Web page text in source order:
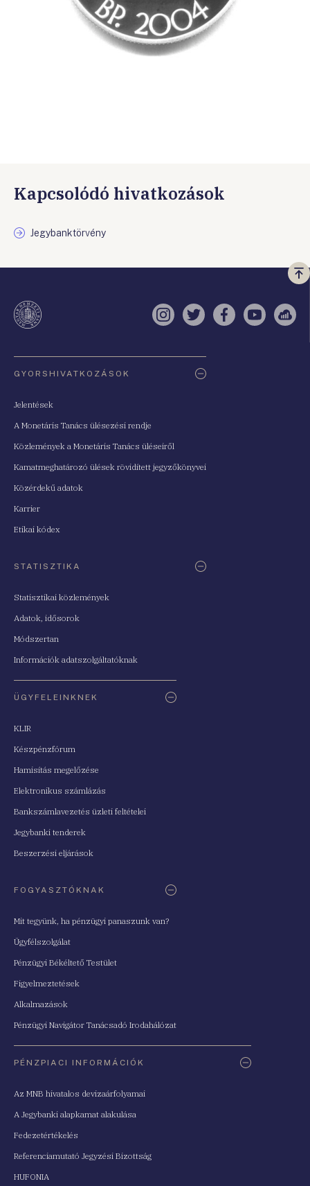
Kapcsolódó hivatkozások
Jegybanktörvény
a
Instagram
TwitterFacebook
YouTube
GYORSHIVATKOZÁSOK
Jelentések
A Monetáris Tanács ülésezési rendje
Közlemények a Monetáris Tanács üléseiről
Kamatmeghatározó ülések rövidített jegyzőkönyvei
Közérdekű adatok
Karrier
Etikai kódex
STATISZTIKA
Statisztikai közlemények
Adatok, idősorok
Módszertan
Információk adatszolgáltatóknak
ÜGYFELEINKNEK
KLIR
Készpénzfórum
Hamisítás megelőzése
Elektronikus számlázás
Bankszámlavezetés üzleti feltételei
Jegybanki tenderek
Beszerzési eljárások
FOGYASZTÓKNAK
Mit tegyünk, ha pénzügyi panaszunk van?
Ügyfélszolgálat
Pénzügyi Békéltető Testület
Figyelmeztetések
Alkalmazások
Pénzügyi Navigátor Tanácsadó Irodahálózat
PÉNZPIACI INFORMÁCIÓK
Az MNB hivatalos devizaárfolyamai
A Jegybanki alapkamat alakulása
Fedezetértékelés
Referenciamutató Jegyzési Bizottság
HUFONIA